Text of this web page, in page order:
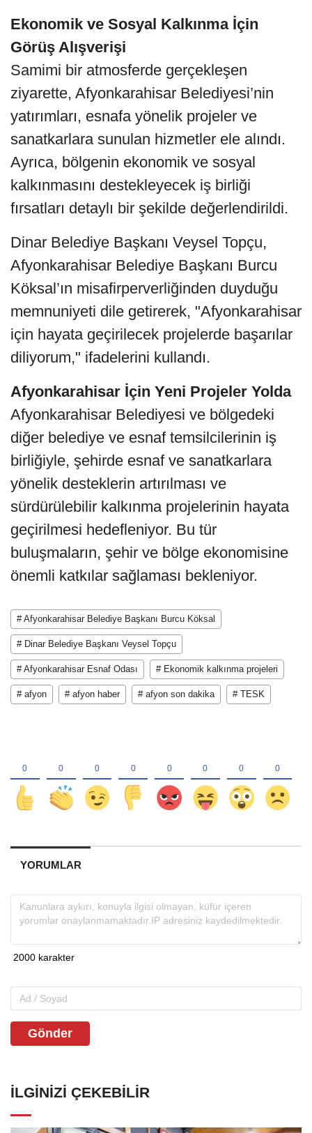
Ekonomik ve Sosyal Kalkınma İçin
Görüş Alışverişi
Samimi bir atmosferde gerçekleşen
ziyarette, Afyonkarahisar Belediyesi’nin
yatırımları, esnafa yönelik projeler ve
sanatkarlara sunulan hizmetler ele alındı.
Ayrıca, bölgenin ekonomik ve sosyal
kalkınmasını destekleyecek iş birliği
fırsatları detaylı bir şekilde değerlendirildi.
Dinar Belediye Başkanı Veysel Topçu,
Afyonkarahisar Belediye Başkanı Burcu
Köksal’ın misafirperverliğinden duyduğu
memnuniyeti dile getirerek, "Afyonkarahisar
için hayata geçirilecek projelerde başarılar
diliyorum," ifadelerini kullandı.
Afyonkarahisar İçin Yeni Projeler Yolda
Afyonkarahisar Belediyesi ve bölgedeki
diğer belediye ve esnaf temsilcilerinin iş
birliğiyle, şehirde esnaf ve sanatkarlara
yönelik desteklerin artırılması ve
sürdürülebilir kalkınma projelerinin hayata
geçirilmesi hedefleniyor. Bu tür
buluşmaların, şehir ve bölge ekonomisine
önemli katkılar sağlaması bekleniyor.
# Afyonkarahisar Belediye Başkanı Burcu Köksal
# Dinar Belediye Başkanı Veysel Topçu
# Afyonkarahisar Esnaf Odası # Ekonomik kalkınma projeleri
# afyon # afyon haber # afyon son dakika # TESK
YORUMLAR
Gönder
İLGINIZI ÇEKEBILIR